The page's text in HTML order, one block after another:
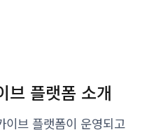
브 플랫폼 소개
이브 플랫폼이 운영되고